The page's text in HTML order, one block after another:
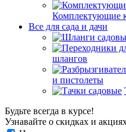
Комплектующие
Все для сада и дачи
шлангов
и пистолеты
Будьте всегда в курсе!
Узнавайте о скидках и